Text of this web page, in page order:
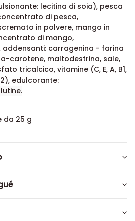
lecitina di soia), pesca
di pesca,
in polvere, mango in
di mango,
carragenina - farina
carotene, maltodestrina, sale,
tricalcico, vitamine (C, E, A, B1,
edulcorante:
da 25 g